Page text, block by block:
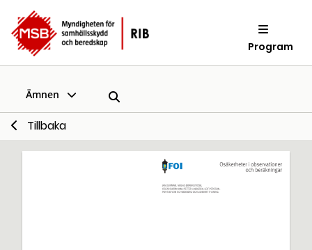
Program
Ämnen
Tillbaka